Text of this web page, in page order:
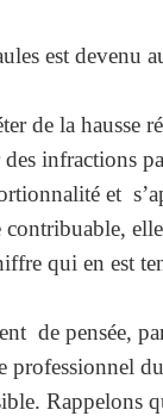
est devenu
de la hausse
infractions
et
contribuable,
qui en est
de pensée,
professionnel
Rappelons